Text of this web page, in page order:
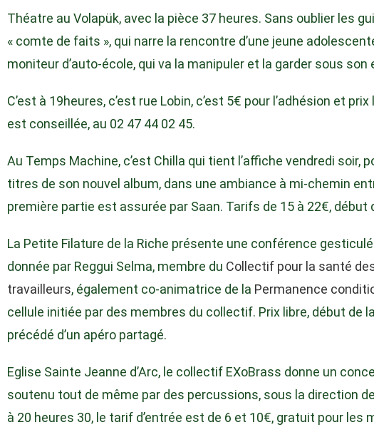
Théatre au Volapük, avec la pièce 37 heures. Sans oublier les
« comte de faits », qui narre la rencontre d’une jeune
moniteur d’auto-école, qui va la manipuler et la garder sous son
C’est à 19heures, c’est rue Lobin, c’est 5€ pour l’adhésion et
est conseillée, au 02 47 44 02 45.
Au Temps Machine, c’est Chilla qui tient l’affiche vendredi soir,
titres de son nouvel album, dans une ambiance à mi-chemin
première partie est assurée par Saan. Tarifs de 15 à 22€, début
La Petite Filature de la Riche présente une conférence
donnée par Reggui Selma, membre du Collectif pour la santé
travailleurs, également co-animatrice de la Permanence
cellule initiée par des membres du collectif. Prix libre, début de
précédé d’un apéro partagé.
Eglise Sainte Jeanne d’Arc, le collectif EXoBrass donne un
soutenu tout de même par des percussions, sous la direction
à 20 heures 30, le tarif d’entrée est de 6 et 10€, gratuit pour les